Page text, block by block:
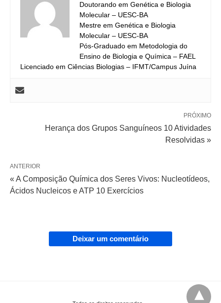
Doutorando em Genética e Biologia
Molecular – UESC-BA
Mestre em Genética e Biologia
Molecular – UESC-BA
Pós-Graduado em Metodologia do
Ensino de Biologia e Química – FAEL
Licenciado em Ciências Biologias – IFMT/Campus Juína
PRÓXIMO
Herança dos Grupos Sanguíneos 10 Atividades
Resolvidas »
ANTERIOR
« A Composição Química dos Seres Vivos: Nucleotídeos,
Ácidos Nucleicos e ATP 10 Exercícios
Deixar um comentário